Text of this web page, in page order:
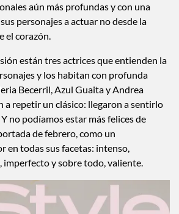
aún más profundas y con una
personajes a actuar no desde la
el corazón.
están tres actrices que entienden la
y los habitan con profunda
Becerril, Azul Guaita y Andrea
a repetir un clásico: llegaron a sentirlo
no podíamos estar más felices de
de febrero, como un
en todas sus facetas: intenso,
imperfecto y sobre todo, valiente.